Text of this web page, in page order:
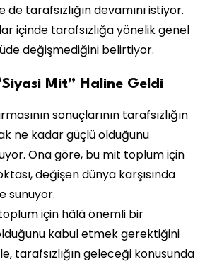
de tarafsızlığın devamını istiyor.
içinde tarafsızlığa yönelik genel
değişmediğini belirtiyor.
Mit” Haline Geldi
sonuçlarının tarafsızlığın
ne kadar güçlü olduğunu
Ona göre, bu mit toplum için
değişen dünya karşısında
sunuyor.
toplum için hâlâ önemli bir
kabul etmek gerektiğini
tarafsızlığın geleceği konusunda